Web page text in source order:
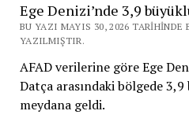
Ege Denizi’nde 3,9
BU YAZI MAYIS 30, 2026 TARIHINDE
YAZILMIŞTIR.
AFAD verilerine göre Ege
Datça arasındaki bölgede
meydana geldi.